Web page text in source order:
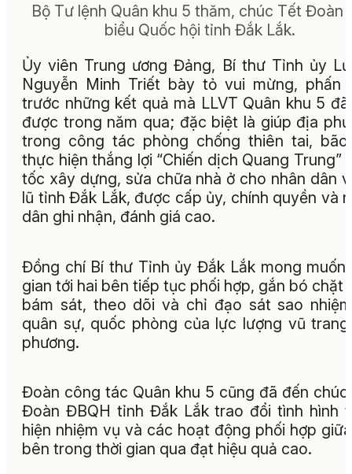
Bộ Tư lệnh Quân khu 5 thăm, chúc Tết Đoàn
biểu Quốc hội tỉnh Đắk Lắk.
Ủy viên Trung ương Đảng, Bí thư Tỉnh ủy
Nguyễn Minh Triết bày tỏ vui mừng, phấn
trước những kết quả mà LLVT Quân khu 5
được trong năm qua; đặc biệt là giúp địa
trong công tác phòng chống thiên tai,
thực hiện thắng lợi “Chiến dịch Quang Trung”
tốc xây dựng, sửa chữa nhà ở cho nhân dân
lũ tỉnh Đắk Lắk, được cấp ủy, chính quyền và
dân ghi nhận, đánh giá cao.
Đồng chí Bí thư Tỉnh ủy Đắk Lắk mong muốn
gian tới hai bên tiếp tục phối hợp, gắn bó chặt
bám sát, theo dõi và chỉ đạo sát sao
quân sự, quốc phòng của lực lượng vũ
phương.
Đoàn công tác Quân khu 5 cũng đã đến
Đoàn ĐBQH tỉnh Đắk Lắk trao đổi tình hình
hiện nhiệm vụ và các hoạt động phối hợp
bên trong thời gian qua đạt hiệu quả cao.